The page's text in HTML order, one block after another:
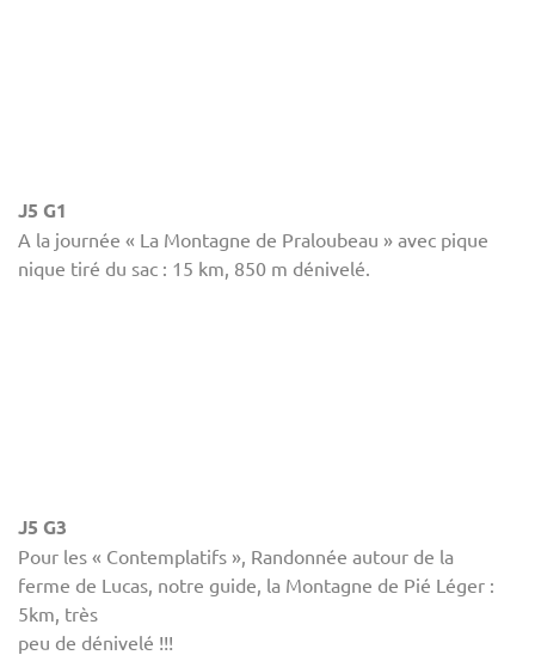
J5 G1
A la journée « La Montagne de Praloubeau » avec pique
nique tiré du sac : 15 km, 850 m dénivelé.
J5 G3
Pour les « Contemplatifs », Randonnée autour de la
ferme de Lucas, notre guide, la Montagne de Pié Léger :
5km, très
peu de dénivelé !!!